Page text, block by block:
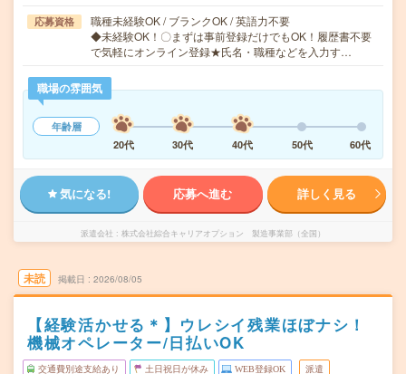
応募資格
職種未経験OK / ブランクOK / 英語力不要
◆未経験OK！〇まずは事前登録だけでもOK！履歴書不要
で気軽にオンライン登録★氏名・職種などを入力す…
職場の雰囲気
年齢層
20代
30代 40代 50代 60代
気になる! 応募へ進む 詳しく見る
派遣会社 株式会社綜合キャリアオプション 製造事業部（全国）
未読 掲載日 2026/08/05
【経験活かせる＊】ウレシイ残業ほぼナシ！
機械オペレーター/日払いOK
交通費別途支給あり 土日祝日が休み WEB登録OK 派遣